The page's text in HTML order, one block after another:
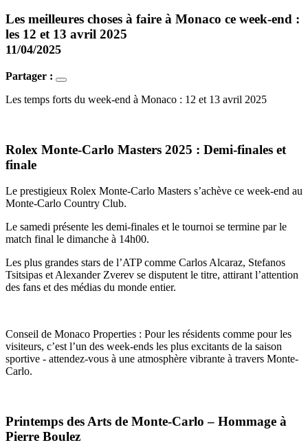
Les meilleures choses à faire à Monaco ce week-end :
les 12 et 13 avril 2025
11/04/2025
Partager :
Les temps forts du week-end à Monaco : 12 et 13 avril 2025
Rolex Monte-Carlo Masters 2025 : Demi-finales et
finale
Le prestigieux Rolex Monte-Carlo Masters s’achève ce week-end au
Monte-Carlo Country Club.
Le samedi présente les demi-finales et le tournoi se termine par le
match final le dimanche à 14h00.
Les plus grandes stars de l’ATP comme Carlos Alcaraz, Stefanos
Tsitsipas et Alexander Zverev se disputent le titre, attirant l’attention
des fans et des médias du monde entier.
Conseil de Monaco Properties : Pour les résidents comme pour les
visiteurs, c’est l’un des week-ends les plus excitants de la saison
sportive - attendez-vous à une atmosphère vibrante à travers Monte-
Carlo.
Printemps des Arts de Monte-Carlo – Hommage à
Pierre Boulez